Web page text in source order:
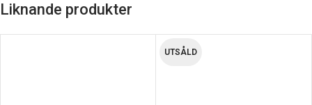
Liknande produkter
UTSÅLD